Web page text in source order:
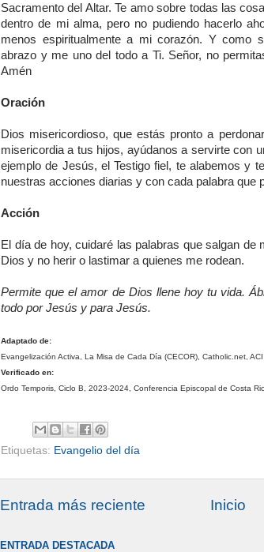
Sacramento del Altar. Te amo sobre todas las
dentro de mi alma, pero no pudiendo hacerlo
menos espiritualmente a mi corazón. Y como
abrazo y me uno del todo a Ti. Señor, no
Amén
Oración
Dios misericordioso, que estás pronto a
misericordia a tus hijos, ayúdanos a servirte con
ejemplo de Jesús, el Testigo fiel, te alabemos y
nuestras acciones diarias y con cada palabra que
Acción
El día de hoy, cuidaré las palabras que salgan de
Dios y no herir o lastimar a quienes me rodean.
Permite que el amor de Dios llene hoy tu vida.
todo por Jesús y para Jesús.
Adaptado de:
Evangelización Activa, La Misa de Cada Día (CECOR), Catholic.net,
Verificado en:
Ordo Temporis, Ciclo B, 2023-2024, Conferencia Episcopal de Costa
Etiquetas: Evangelio del día
Entrada más reciente Inicio
ENTRADA DESTACADA